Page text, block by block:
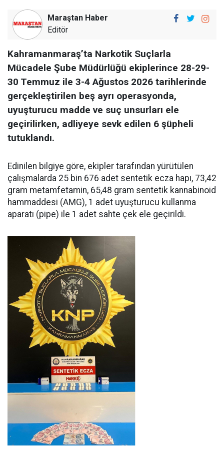
Maraştan Haber
Editör
Kahramanmaraş’ta Narkotik Suçlarla
Mücadele Şube Müdürlüğü ekiplerince 28-29-
30 Temmuz ile 3-4 Ağustos 2026 tarihlerinde
gerçekleştirilen beş ayrı operasyonda,
uyuşturucu madde ve suç unsurları ele
geçirilirken, adliyeye sevk edilen 6 şüpheli
tutuklandı.
Edinilen bilgiye göre, ekipler tarafından yürütülen
çalışmalarda 25 bin 676 adet sentetik ecza hapı, 73,42
gram metamfetamin, 65,48 gram sentetik kannabinoid
hammaddesi (AMG), 1 adet uyuşturucu kullanma
aparatı (pipe) ile 1 adet sahte çek ele geçirildi.